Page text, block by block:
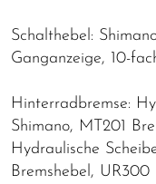
Schalthebel:
Ganganzeige, 10-
Hinterradbremse:
Shimano, MT201
Hydraulische
Bremshebel, UR300